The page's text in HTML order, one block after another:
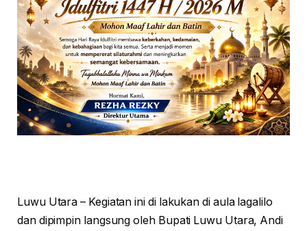
Luwu Utara – Kegiatan ini di lakukan di aula lagalilo
dan dipimpin langsung oleh Bupati Luwu Utara, Andi